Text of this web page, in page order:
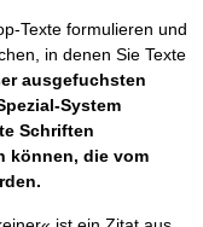
Texte formulieren und
in denen Sie Texte
ausgefuchsten
System
Schriften
können, die vom